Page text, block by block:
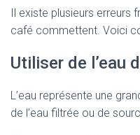
Il existe plusieurs erreurs
café commettent. Voici
Utiliser de l’eau
L’eau représente une
de l’eau filtrée ou de